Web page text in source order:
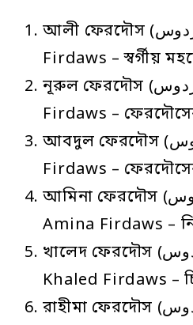
আলী ফেরদৌস (علي الفردوس) – Ali
Firdaws – স্বর্গীয়
নূরুল ফেরদৌস (نور الفردوس) – Nur-ul-
Firdaws –
আবদুল ফেরদৌস (عبد الفردوس) – Abdul
Firdaws –
আমিনা ফেরদৌস (آمينة الفردوس) –
Amina Firdaws –
খালেদ ফেরদৌস (خالد الفردوس) –
Khaled Firdaws –
রাহীমা ফেরদৌস (رحيمة الفردوس) –